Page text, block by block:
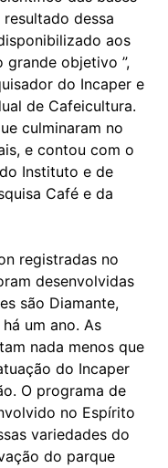
dessa
aos
grande objetivo ”,
do Incaper e
de Cafeicultura.
culminaram no
e contou com o
Instituto e de
Café e da
registradas no
desenvolvidas
são Diamante,
um ano. As
nada menos que
do Incaper
O programa de
no Espírito
variedades do
do parque